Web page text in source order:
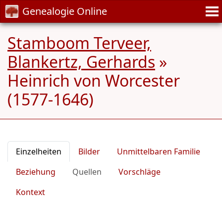
Genealogie Online
Stamboom Terveer,
Blankertz, Gerhards »
Heinrich von Worcester
(1577-1646)
Einzelheiten Bilder
Unmittelbaren Familie
Beziehung
Quellen
Vorschläge
Kontext